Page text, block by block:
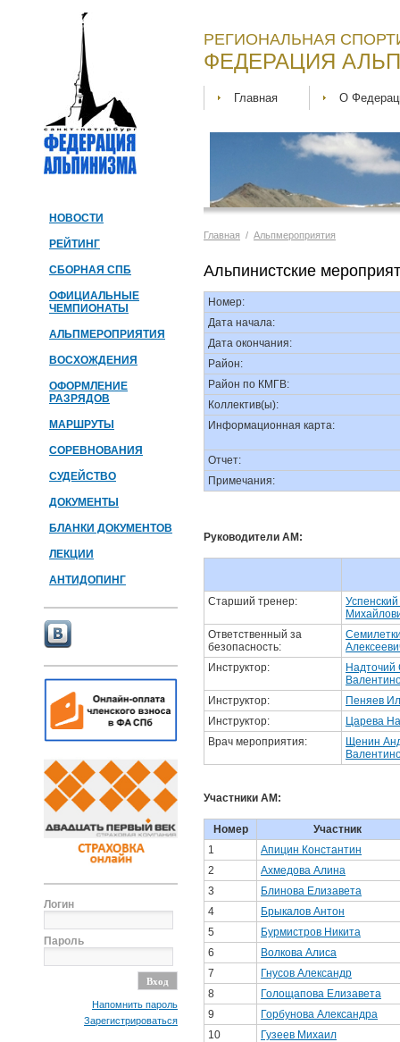
НОВОСТИ
РЕЙТИНГ
СБОРНАЯ СПБ
ОФИЦИАЛЬНЫЕ
ЧЕМПИОНАТЫ
АЛЬПМЕРОПРИЯТИЯ
ВОСХОЖДЕНИЯ
ОФОРМЛЕНИЕ
РАЗРЯДОВ
МАРШРУТЫ
СОРЕВНОВАНИЯ
СУДЕЙСТВО
ДОКУМЕНТЫ
БЛАНКИ ДОКУМЕНТОВ
ЛЕКЦИИ
АНТИДОПИНГ
Логин
Пароль
Напомнить пароль
Зарегистрироваться
РЕГИОНАЛЬНАЯ
ФЕДЕРАЦИЯ
Главная О
Главная / Альпмероприятия
Альпинистские
Номер:
Дата начала:
Дата окончания:
Район:
Район по КМГВ:
Коллектив(ы):
Информационная карта:
Отчет:
Примечания:
Руководители АМ:
Старший тренер:
Ответственный за
безопасность:
Инструктор:
Надточий
Инструктор:
Пеняев
Инструктор:
Царева
Врач мероприятия:
Щенин
Участники АМ:
Номер
Участник
1
Апицин Константин
2
Ахмедова Алина
3
Блинова Елизавета
4
Брыкалов Антон
5
Бурмистров Никита
6
Волкова Алиса
7
Гнусов Александр
8
Голощапова Елизавета
9
Горбунова Александра
10
Гузеев Михаил